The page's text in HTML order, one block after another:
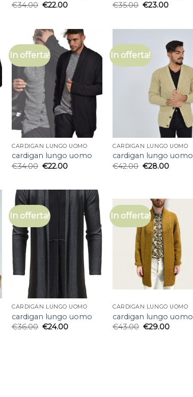
€34.00 €22.00
€35.00 €23.00
In offerta!
CARDIGAN LUNGO UOMO
cardigan lungo uomo
€34.00 €22.00
In offerta!
CARDIGAN LUNGO UOMO
cardigan lungo uomo
€42.00 €28.00
In offerta!
CARDIGAN LUNGO UOMO
cardigan lungo uomo
€36.00 €24.00
In offerta!
CARDIGAN LUNGO UOMO
cardigan lungo uomo
€43.00 €29.00